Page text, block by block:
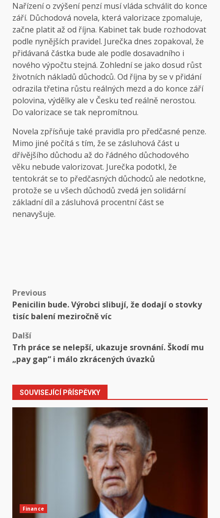
Nařízení o zvýšení penzí musí vláda schválit do konce
září. Důchodová novela, která valorizace zpomaluje,
začne platit až od října. Kabinet tak bude rozhodovat
podle nynějších pravidel. Jurečka dnes zopakoval, že
přidávaná částka bude ale podle dosavadního i
nového výpočtu stejná. Zohlední se jako dosud růst
životních nákladů důchodců. Od října by se v přidání
odrazila třetina růstu reálných mezd a do konce září
polovina, výdělky ale v Česku teď reálně nerostou.
Do valorizace se tak nepromítnou.
Novela zpřísňuje také pravidla pro předčasné penze.
Mimo jiné počítá s tím, že se zásluhová část u
dřívějšího důchodu až do řádného důchodového
věku nebude valorizovat. Jurečka podotkl, že
tentokrát se to předčasných důchodců ale nedotkne,
protože se u všech důchodů zvedá jen solidární
základní díl a zásluhová procentní část se
nenavyšuje.
Post
navigation
Previous
Penicilin bude. Výrobci slibují, že dodají o stovky
tisíc balení meziročně víc
Další
Trh práce se nelepší, ukazuje srovnání. Škodí mu
„pay gap“ i málo zkrácených úvazků
SOUVISEJÍCÍ PŘÍSPĚVKY
Finance